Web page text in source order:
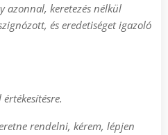
azonnal, keretezés nélkül
és eredetiséget igazoló
rendelni, kérem, lépjen